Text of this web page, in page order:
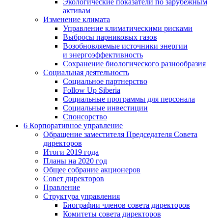
Экологические показатели по зарубежным
активам
Изменение климата
Управление климатическими рисками
Выбросы парниковых газов
Возобновляемые источники энергии
и энергоэффективность
Сохранение биологического разнообразия
Социальная деятельность
Социальное партнерство
Follow Up Siberia
Социальные программы для персонала
Социальные инвестиции
Спонсорство
6 Корпоративное управление
Обращение заместителя Председателя Совета
директоров
Итоги 2019 года
Планы на 2020 год
Общее собрание акционеров
Совет директоров
Правление
Структура управления
Биографии членов совета директоров
Комитеты совета директоров